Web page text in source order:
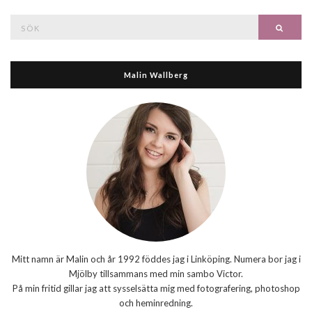
Malin Wallberg
Mitt namn är Malin och år 1992 föddes jag i Linköping. Numera bor jag i
Mjölby tillsammans med min sambo Victor.
På min fritid gillar jag att sysselsätta mig med fotografering, photoshop
och heminredning.